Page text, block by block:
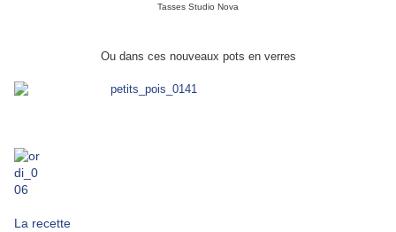
Tasses Studio Nova
Ou dans ces nouveaux pots en verres
La recette